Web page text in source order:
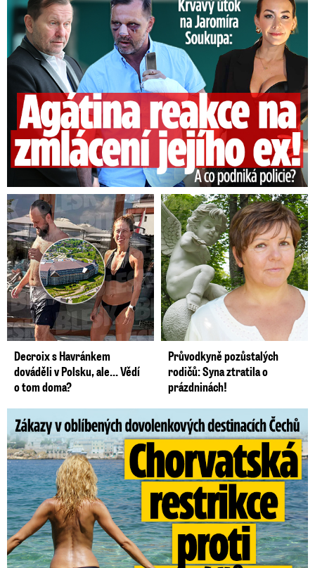
Decroix s Havránkem
dováděli v Polsku, ale… Vědí
o tom doma?
Průvodkyně pozůstalých
rodičů: Syna ztratila o
prázdninách!
Zákazy v dovolenkových rájích: Restrikce proti naháčům!